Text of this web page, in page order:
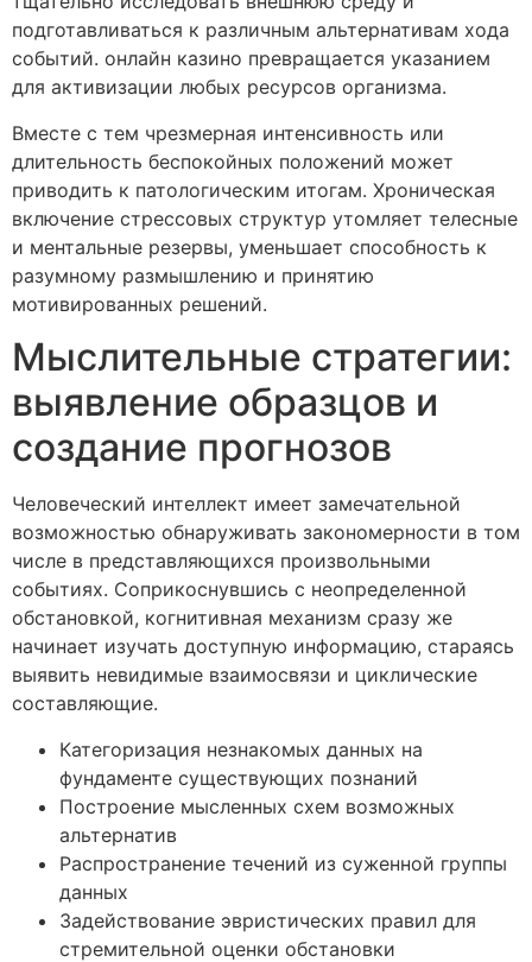
подготавливаться к различным альтернативам хода
событий. онлайн казино превращается указанием
для активизации любых ресурсов организма.
Вместе с тем чрезмерная интенсивность или
длительность беспокойных положений может
приводить к патологическим итогам. Хроническая
включение стрессовых структур утомляет телесные
и ментальные резервы, уменьшает способность к
разумному размышлению и принятию
мотивированных решений.
Мыслительные стратегии:
выявление образцов и
создание прогнозов
Человеческий интеллект имеет замечательной
возможностью обнаруживать закономерности в том
числе в представляющихся произвольными
событиях. Соприкоснувшись с неопределенной
обстановкой, когнитивная механизм сразу же
начинает изучать доступную информацию, стараясь
выявить невидимые взаимосвязи и циклические
составляющие.
Категоризация незнакомых данных на
фундаменте существующих познаний
Построение мысленных схем возможных
альтернатив
Распространение течений из суженной группы
данных
Задействование эвристических правил для
стремительной оценки обстановки